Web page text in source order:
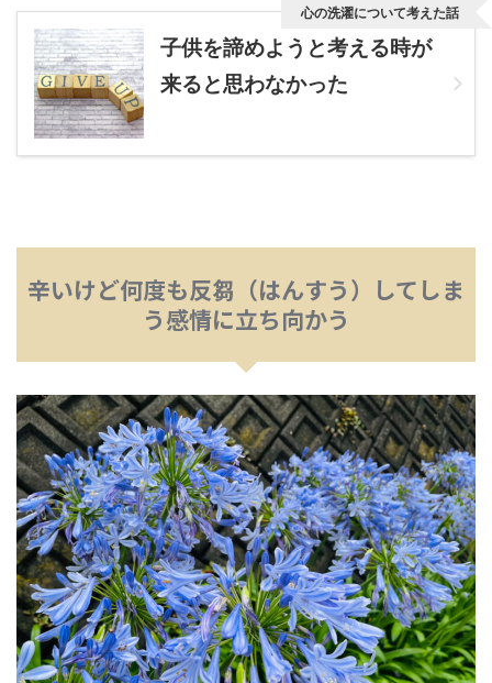
子供を諦めようと考える時が
来ると思わなかった
心の洗濯について考えた話
辛いけど何度も反芻（はんすう）してしま
う感情に立ち向かう